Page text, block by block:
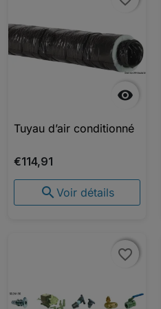

Tuyau d’air conditionné
€114,91
 Voir détails
favorite_border
favorite_border